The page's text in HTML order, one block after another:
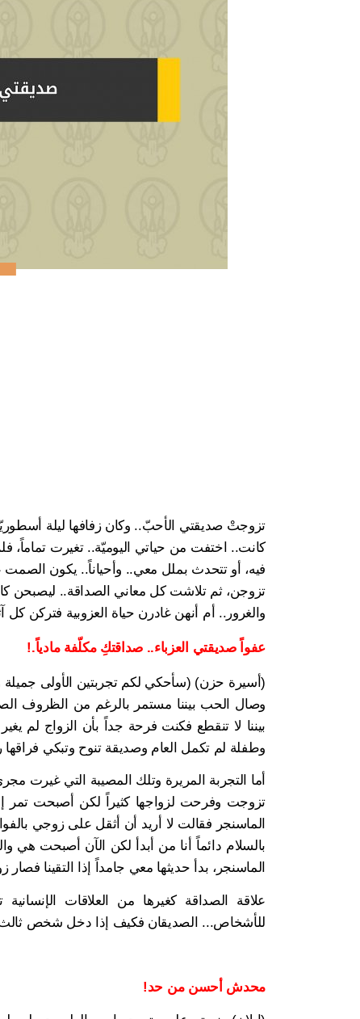
تزوجتْ صديقتي الأحبّ.. وكان زفافها ليلة
كانت.. اختفت من حياتي اليوميّة.. تغيرت تماماً،
فيه، أو تتحدث بملل معي.. وأحياناً.. يكون الصمت
تزوجن، ثم تلاشت كل معاني الصداقة.. ليصبحن
والغرور.. أم أنهن غادرن حياة العزوبية فتركن كل
عفواً صديقتي العزباء.. صداقتكِ مكلّفة مادياً.!
(أسيرة حزن) (سأحكي لكم تجربتين الأولى جميلة
وصال الحب بيننا مستمر بالرغم من الظروف
بيننا لا تنقطع فكنت فرحة جداً بأن الزواج لم
وطفلة لم تكمل العام وصديقة تنوح وتبكي فراقها
أما التجربة المريرة وتلك المصيبة التي غيرت
تزوجت وفرحت لزواجها كثيراً لكن أصبحت تمر
الماسنجر فقالت لا أريد أن أثقل على زوجي
بالسلام دائماً أنا من أبدأ لكن الآن أصبحت هي
الماسنجر، بدأ حديثها معي جامداً إذا التقينا
علاقة الصداقة كغيرها من العلاقات الإنسانية
للأشخاص... الصديقان فكيف إذا دخل شخص ثالث
محدش أحسن من حد!